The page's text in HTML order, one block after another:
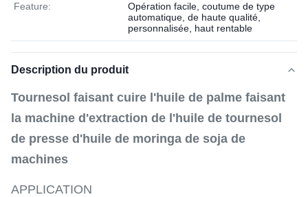
Feature:
Opération facile, coutume de type
automatique, de haute qualité,
personnalisée, haut rentable
Description du produit
Tournesol faisant cuire l'huile de palme faisant
la machine d'extraction de l'huile de tournesol
de presse d'huile de moringa de soja de
machines
APPLICATION